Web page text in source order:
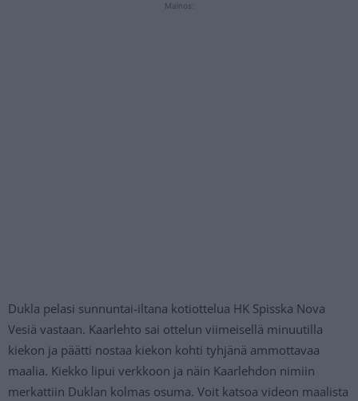
Mainos:
Dukla pelasi sunnuntai-iltana kotiottelua HK Spisska Nova
Vesiä vastaan. Kaarlehto sai ottelun viimeisellä minuutilla
kiekon ja päätti nostaa kiekon kohti tyhjänä ammottavaa
maalia. Kiekko lipui verkkoon ja näin Kaarlehdon nimiin
merkattiin Duklan kolmas osuma. Voit katsoa videon maalista